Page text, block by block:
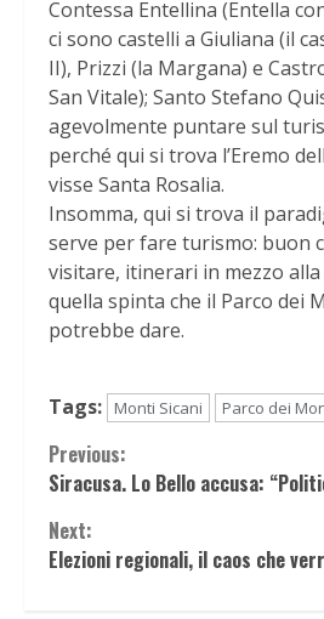
Contessa Entellina (Entella
ci sono castelli a Giuliana (il
II), Prizzi (la Margana) e
San Vitale); Santo Stefano
agevolmente puntare sul
perché qui si trova l’Eremo
visse Santa Rosalia.
Insomma, qui si trova il
serve per fare turismo: buon
visitare, itinerari in mezzo
quella spinta che il Parco dei
potrebbe dare.
Tags: Monti Sicani Parco dei
Continue
Reading
Previous:
Siracusa. Lo Bello accusa:
Next:
Elezioni regionali, il caos che